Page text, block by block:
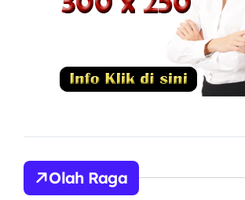
Olah Raga